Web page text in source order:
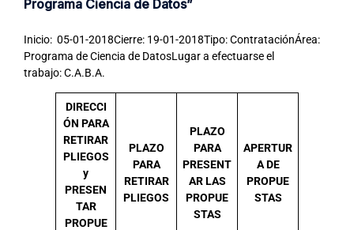
Programa Ciencia de Datos”
Inicio: 05-01-2018Cierre: 19-01-2018Tipo: ContrataciónÁrea:
Programa de Ciencia de DatosLugar a efectuarse el
trabajo: C.A.B.A.
DIRECCI
ÓN PARA
RETIRAR
PLIEGOS
y
PRESEN
TAR
PROPUE
PLAZO
PARA
RETIRAR
PLIEGOS
PLAZO
PARA
PRESENT
AR LAS
PROPUE
STAS
APERTUR
A DE
PROPUE
STAS